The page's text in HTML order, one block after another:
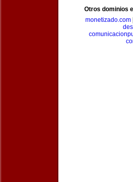
Otros dominios
monetizado.com